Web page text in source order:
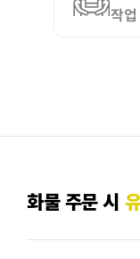
작업
화물 주문 시